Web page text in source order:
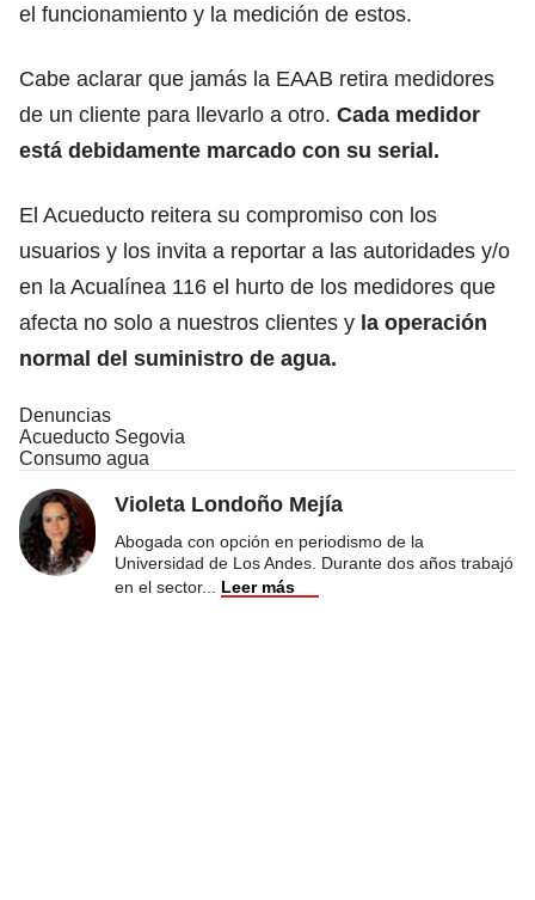
el funcionamiento y la medición de estos.
Cabe aclarar que jamás la EAAB retira medidores
de un cliente para llevarlo a otro. Cada medidor
está debidamente marcado con su serial.
El Acueducto reitera su compromiso con los
usuarios y los invita a reportar a las autoridades y/o
en la Acualínea 116 el hurto de los medidores que
afecta no solo a nuestros clientes y la operación
normal del suministro de agua.
Denuncias
Acueducto Segovia
Consumo agua
Violeta Londoño Mejía
Abogada con opción en periodismo de la
Universidad de Los Andes. Durante dos años trabajó
en el sector... Leer más